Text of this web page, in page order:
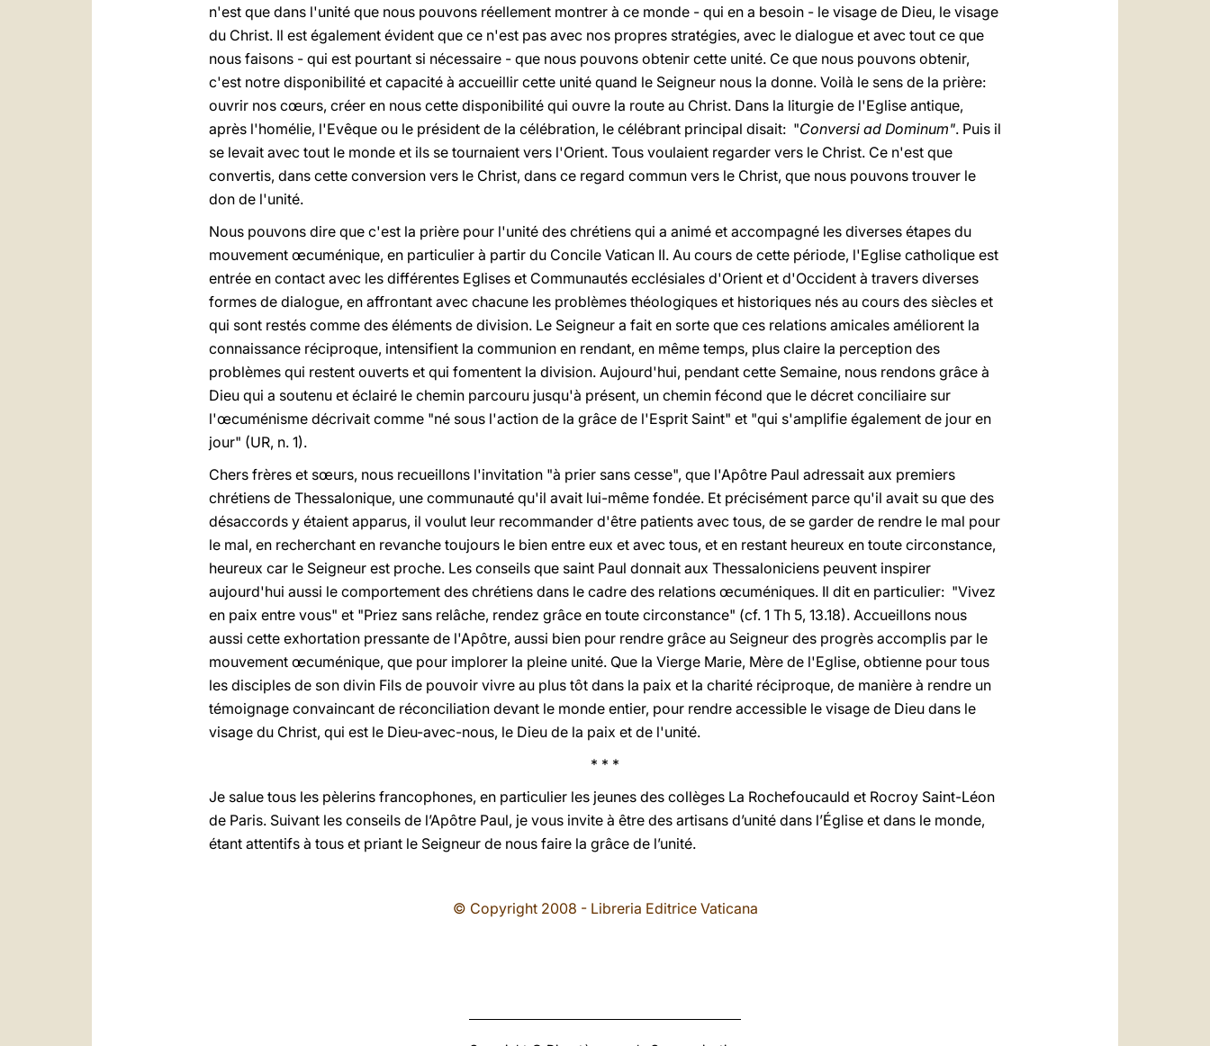
n'est que dans l'unité que nous pouvons réellement montrer à ce monde - qui en a besoin - le visage de Dieu, le visage
du Christ. Il est également évident que ce n'est pas avec nos propres stratégies, avec le dialogue et avec tout ce que
nous faisons - qui est pourtant si nécessaire - que nous pouvons obtenir cette unité. Ce que nous pouvons obtenir,
c'est notre disponibilité et capacité à accueillir cette unité quand le Seigneur nous la donne. Voilà le sens de la prière:
ouvrir nos cœurs, créer en nous cette disponibilité qui ouvre la route au Christ. Dans la liturgie de l'Eglise antique,
après l'homélie, l'Evêque ou le président de la célébration, le célébrant principal disait: "Conversi ad Dominum". Puis il
se levait avec tout le monde et ils se tournaient vers l'Orient. Tous voulaient regarder vers le Christ. Ce n'est que
convertis, dans cette conversion vers le Christ, dans ce regard commun vers le Christ, que nous pouvons trouver le
don de l'unité.
Nous pouvons dire que c'est la prière pour l'unité des chrétiens qui a animé et accompagné les diverses étapes du
mouvement œcuménique, en particulier à partir du Concile Vatican II. Au cours de cette période, l'Eglise catholique est
entrée en contact avec les différentes Eglises et Communautés ecclésiales d'Orient et d'Occident à travers diverses
formes de dialogue, en affrontant avec chacune les problèmes théologiques et historiques nés au cours des siècles et
qui sont restés comme des éléments de division. Le Seigneur a fait en sorte que ces relations amicales améliorent la
connaissance réciproque, intensifient la communion en rendant, en même temps, plus claire la perception des
problèmes qui restent ouverts et qui fomentent la division. Aujourd'hui, pendant cette Semaine, nous rendons grâce à
Dieu qui a soutenu et éclairé le chemin parcouru jusqu'à présent, un chemin fécond que le décret conciliaire sur
l'œcuménisme décrivait comme "né sous l'action de la grâce de l'Esprit Saint" et "qui s'amplifie également de jour en
jour" (UR, n. 1).
Chers frères et sœurs, nous recueillons l'invitation "à prier sans cesse", que l'Apôtre Paul adressait aux premiers
chrétiens de Thessalonique, une communauté qu'il avait lui-même fondée. Et précisément parce qu'il avait su que des
désaccords y étaient apparus, il voulut leur recommander d'être patients avec tous, de se garder de rendre le mal pour
le mal, en recherchant en revanche toujours le bien entre eux et avec tous, et en restant heureux en toute circonstance,
heureux car le Seigneur est proche. Les conseils que saint Paul donnait aux Thessaloniciens peuvent inspirer
aujourd'hui aussi le comportement des chrétiens dans le cadre des relations œcuméniques. Il dit en particulier: "Vivez
en paix entre vous" et "Priez sans relâche, rendez grâce en toute circonstance" (cf. 1 Th 5, 13.18). Accueillons nous
aussi cette exhortation pressante de l'Apôtre, aussi bien pour rendre grâce au Seigneur des progrès accomplis par le
mouvement œcuménique, que pour implorer la pleine unité. Que la Vierge Marie, Mère de l'Eglise, obtienne pour tous
les disciples de son divin Fils de pouvoir vivre au plus tôt dans la paix et la charité réciproque, de manière à rendre un
témoignage convaincant de réconciliation devant le monde entier, pour rendre accessible le visage de Dieu dans le
visage du Christ, qui est le Dieu-avec-nous, le Dieu de la paix et de l'unité.
* * *
Je salue tous les pèlerins francophones, en particulier les jeunes des collèges La Rochefoucauld et Rocroy Saint-Léon
de Paris. Suivant les conseils de l’Apôtre Paul, je vous invite à être des artisans d’unité dans l’Église et dans le monde,
étant attentifs à tous et priant le Seigneur de nous faire la grâce de l’unité.
© Copyright 2008 - Libreria Editrice Vaticana